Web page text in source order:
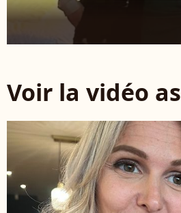
Voir la vidéo